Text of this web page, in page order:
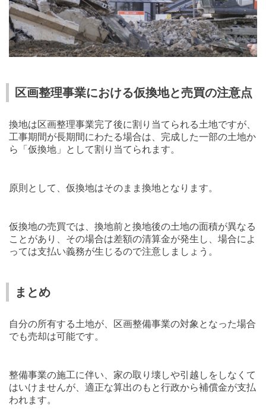
区画整理事業における仮換地と売買の注意点
換地は区画整理事業完了後に割り当てられる土地ですが、
工事期間が長期間にわたる場合は、完成した一部の土地か
ら「仮換地」として割り当てられます。
原則として、仮換地はそのまま換地となります。
仮換地の売買では、換地前と換地後の土地の面積が異なる
ことがあり、その場合は差額の清算金が発生し、場合によ
っては支払い義務が生じるので注意しましょう。
まとめ
自分の所有する土地が、区画整備事業の対象となった場合
でも売却は可能です。
整備事業の施工に伴い、家の取り壊しや引越しをしなくて
はいけませんが、適正な算出のもと行政から補償金が支払
われます。